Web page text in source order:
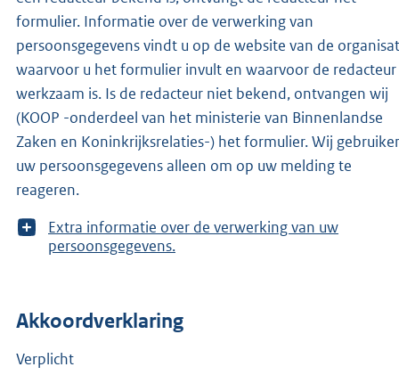
formulier. Informatie over de verwerking van
persoonsgegevens vindt u op de website van de
waarvoor u het formulier invult en waarvoor de redacteur
werkzaam is. Is de redacteur niet bekend, ontvangen wij
(KOOP -onderdeel van het ministerie van Binnenlandse
Zaken en Koninkrijksrelaties-) het formulier. Wij
uw persoonsgegevens alleen om op uw melding te
reageren.
T
o
e
r
Extra informatie over de verwerking van uw
persoonsgegevens.
Akkoordverklaring
Verplicht